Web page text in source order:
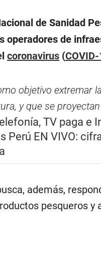
de Sanidad
operadores de
coronavirus (
objetivo extremar
y que se
TV paga e
Perú EN VIVO:
además,
pesqueros